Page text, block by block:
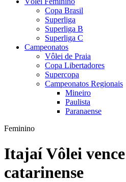
Copa Brasil
Superliga
Superliga B
Superliga C
Campeonatos
Vôlei de Praia
Copa Libertadores
Supercopa
Campeonatos Regionais
Mineiro
Paulista
Paranaense
Feminino
Itajaí Vôlei
catarinense